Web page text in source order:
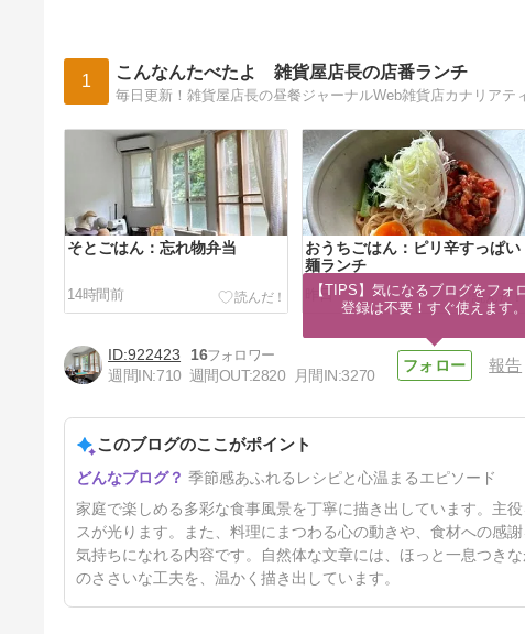
1 こんなんたべたよ 雑貨屋店長の店番ランチ
毎日更新！雑貨屋店長の昼餐ジャーナルWeb雑貨店カナリアテ
そとごはん：忘れ物弁当
14時間前
おうちごはん：ピリ辛すっぱい
麺ランチ
昨日
そとごはん：久しぶりのまかな
いランチ
4日前
922423
16
週間IN:710 週間OUT:2820 月間IN:3270
報告
このブログのここがポイント
季節感あふれるレシピと心温まるエピソード
家庭で楽しめる多彩な食事風景を丁寧に描き出しています。主
スが光ります。また、料理にまつわる心の動きや、食材への感
気持ちになれる内容です。自然体な文章には、ほっと一息つき
のささいな工夫を、温かく描き出しています。
【TIPS】気になるブログをフォ
登録は不要！すぐ使えます。